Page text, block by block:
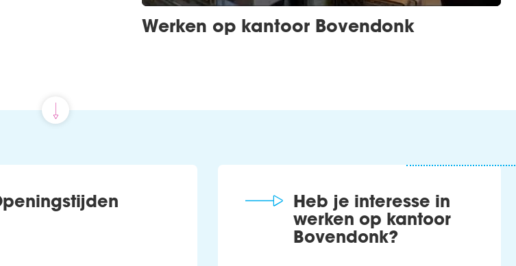
Werken op kantoor Bovendonk
Heb je interesse in
werken op kantoor
Bovendonk?